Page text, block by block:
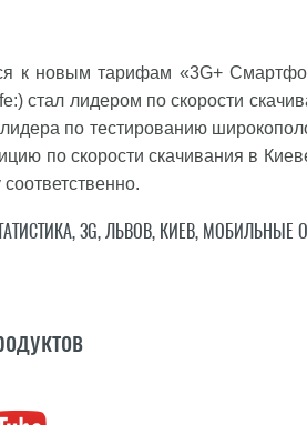
к новым тарифам «3G+
стал лидером по скорости
по тестированию
по скорости скачивания в
,3G,ЛЬВОВ, КИЕВ, МОБИЛЬНЫЕ